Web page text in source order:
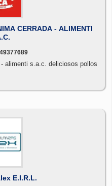
CERRADA - ALIMENTI
alimenti s.a.c. deliciosos pollos
E.I.R.L.